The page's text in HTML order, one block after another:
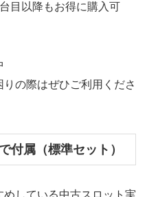
目以降もお得に購入可
の際はぜひご利用くださ
付属（標準セット）
している中古スロット実